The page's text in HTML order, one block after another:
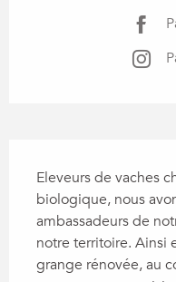
Eleveurs de vaches
biologique, nous
ambassadeurs de
notre territoire. Ainsi
grange rénovée, au